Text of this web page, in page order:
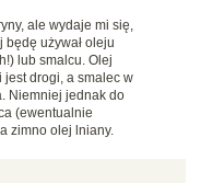
ale wydaje mi się,
będę używał oleju
lub smalcu. Olej
jest drogi, a smalec w
Niemniej jednak do
(ewentualnie
zimno olej lniany.